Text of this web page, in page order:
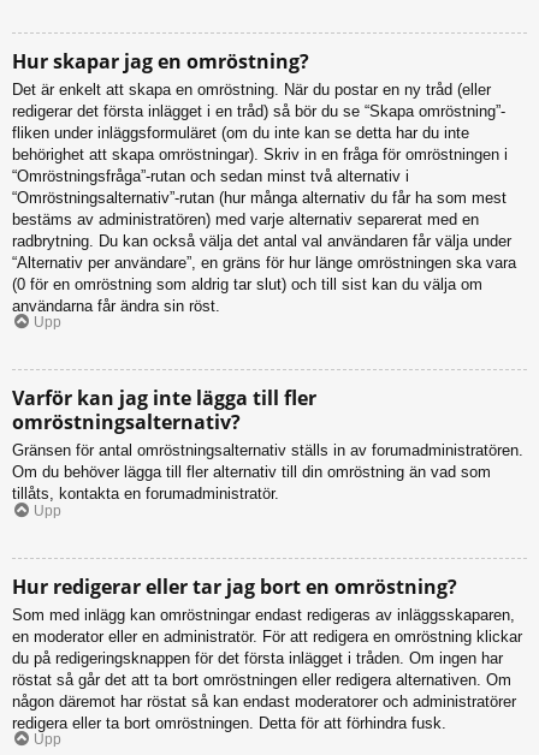
Hur skapar jag en omröstning?
Det är enkelt att skapa en omröstning. När du postar en ny tråd (eller
redigerar det första inlägget i en tråd) så bör du se “Skapa omröstning”-
fliken under inläggsformuläret (om du inte kan se detta har du inte
behörighet att skapa omröstningar). Skriv in en fråga för omröstningen i
“Omröstningsfråga”-rutan och sedan minst två alternativ i
“Omröstningsalternativ”-rutan (hur många alternativ du får ha som mest
bestäms av administratören) med varje alternativ separerat med en
radbrytning. Du kan också välja det antal val användaren får välja under
“Alternativ per användare”, en gräns för hur länge omröstningen ska vara
(0 för en omröstning som aldrig tar slut) och till sist kan du välja om
användarna får ändra sin röst.
Upp
Varför kan jag inte lägga till fler
omröstningsalternativ?
Gränsen för antal omröstningsalternativ ställs in av forumadministratören.
Om du behöver lägga till fler alternativ till din omröstning än vad som
tillåts, kontakta en forumadministratör.
Upp
Hur redigerar eller tar jag bort en omröstning?
Som med inlägg kan omröstningar endast redigeras av inläggsskaparen,
en moderator eller en administratör. För att redigera en omröstning klickar
du på redigeringsknappen för det första inlägget i tråden. Om ingen har
röstat så går det att ta bort omröstningen eller redigera alternativen. Om
någon däremot har röstat så kan endast moderatorer och administratörer
redigera eller ta bort omröstningen. Detta för att förhindra fusk.
Upp